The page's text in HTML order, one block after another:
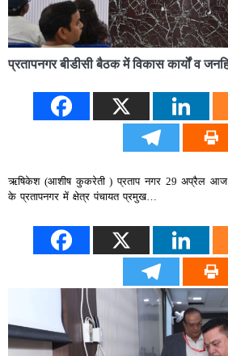
प्रतापनगर बीडीसी बैठक में विकास कार्यों व
ऋषिकेश (आशीष कुकरेती ) प्रताप नगर 29 अप्रैल आज
के प्रतापनगर में क्षेत्र पंचायत प्रमुख…